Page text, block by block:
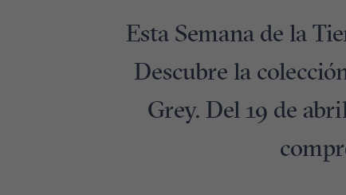
Esta Semana de la
Descubre la
Grey. Del 19 de